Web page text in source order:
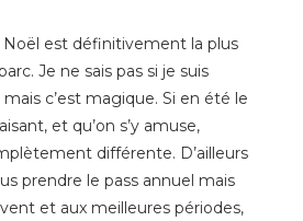
Noël est définitivement la plus
Je ne sais pas si je suis
c’est magique. Si en été le
et qu’on s’y amuse,
différente. D’ailleurs
prendre le pass annuel mais
et aux meilleures périodes,